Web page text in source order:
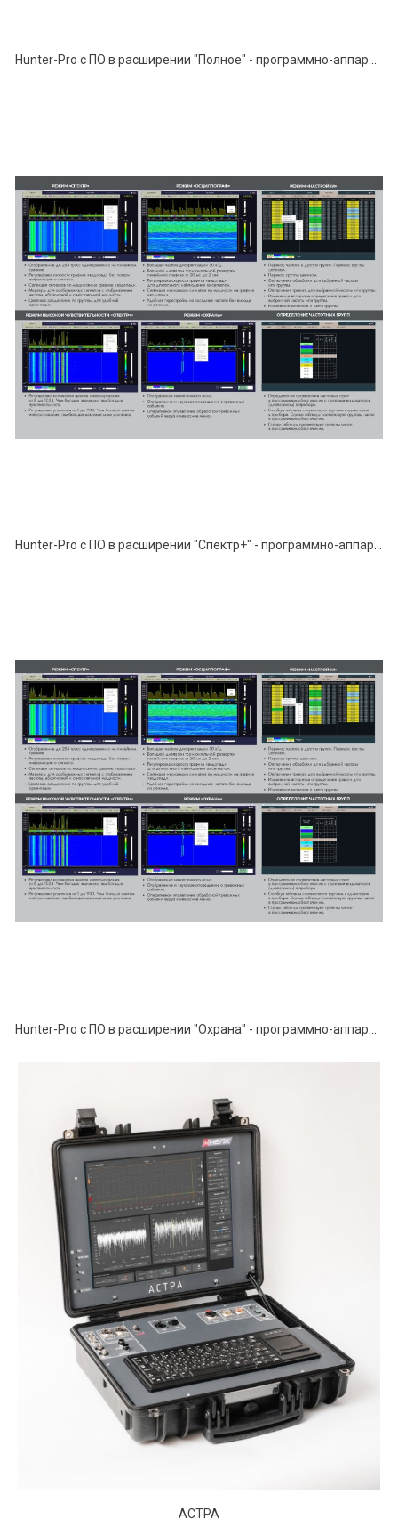
Hunter-Pro с ПО в расширении "Полное" - программно-аппаратный комплекс поиска устройств негласного съёма информации
АСТРА